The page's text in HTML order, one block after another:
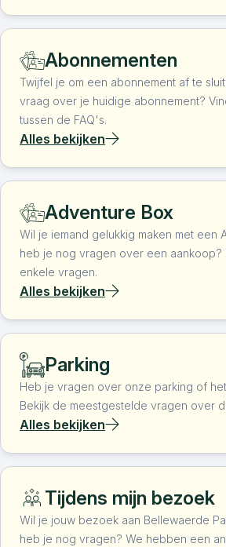
Abonnementen
Twijfel je om een abonnement af te
vraag over je huidige abonnement?
tussen de FAQ's.
Alles bekijken
Adventure Box
Wil je iemand gelukkig maken met een
heb je nog vragen over een aankoop?
enkele vragen.
Alles bekijken
Parking
Heb je vragen over onze parking of
Bekijk de meestgestelde vragen over
Alles bekijken
Tijdens mijn bezoek
Wil je jouw bezoek aan Bellewaerde
heb je nog vragen? We hebben een